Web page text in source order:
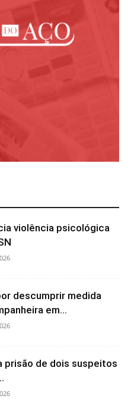
violência psicológica
descumprir medida
em...
prisão de dois suspeitos